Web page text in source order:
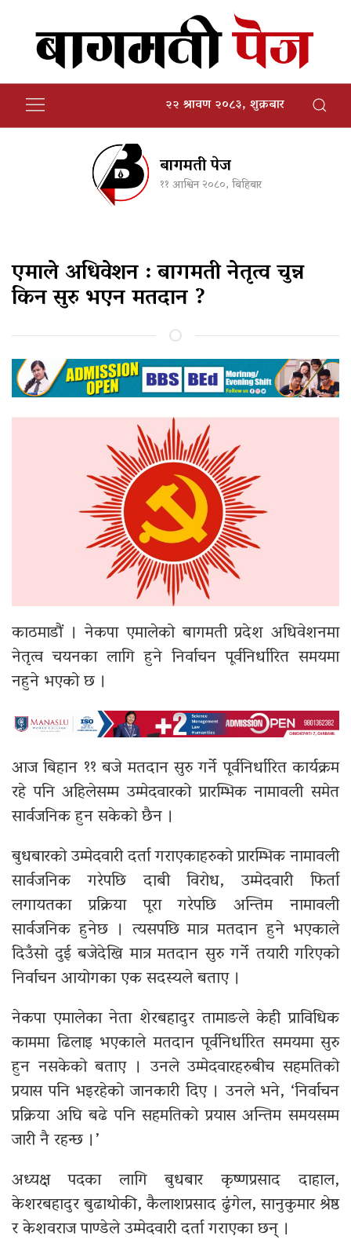
२२ श्रावण २०८३, शुक्रबार
बागमती पेज
११ आश्विन २०८०, बिहिबार
एमाले अधिवेशन : बागमती नेतृत्व चुन्न
किन सुरु भएन मतदान ?
काठमाडौं । नेकपा एमालेको बागमती प्रदेश अधिवेशनमा
नेतृत्व चयनका लागि हुने निर्वाचन पूर्वनिर्धारित समयमा
नहुने भएको छ ।
आज बिहान ११ बजे मतदान सुरु गर्ने पूर्वनिर्धारित कार्यक्रम
रहे पनि अहिलेसम्म उम्मेदवारको प्रारम्भिक नामावली समेत
सार्वजनिक हुन सकेको छैन ।
बुधबारको उम्मेदवारी दर्ता गराएकाहरुको प्रारम्भिक नामावली
सार्वजनिक गरेपछि दाबी विरोध, उम्मेदवारी फिर्ता
लगायतका प्रक्रिया पूरा गरेपछि अन्तिम नामावली
सार्वजनिक हुनेछ । त्यसपछि मात्र मतदान हुने भएकाले
दिउँसो दुई बजेदेखि मात्र मतदान सुरु गर्ने तयारी गरिएको
निर्वाचन आयोगका एक सदस्यले बताए ।
नेकपा एमालेका नेता शेरबहादुर तामाङले केही प्राविधिक
काममा ढिलाइ भएकाले मतदान पूर्वनिर्धारित समयमा सुरु
हुन नसकेको बताए । उनले उम्मेदवारहरुबीच सहमतिको
प्रयास पनि भइरहेको जानकारी दिए । उनले भने, ‘निर्वाचन
प्रक्रिया अघि बढे पनि सहमतिको प्रयास अन्तिम समयसम्म
जारी नै रहन्छ ।’
अध्यक्ष पदका लागि बुधबार कृष्णप्रसाद दाहाल,
केशरबहादुर बुढाथोकी, कैलाशप्रसाद ढुंगेल, सानुकुमार श्रेष्ठ
र केशवराज पाण्डेले उम्मेदवारी दर्ता गराएका छन् ।